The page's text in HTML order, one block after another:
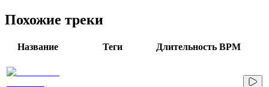
Похожие треки
Название Теги Длительность BPM